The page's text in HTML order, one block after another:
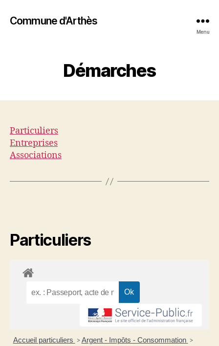
Commune d'Arthès
Menu
Démarches
Particuliers
Entreprises
Associations
Particuliers
Accueil particuliers > Argent - Impôts - Consommation >